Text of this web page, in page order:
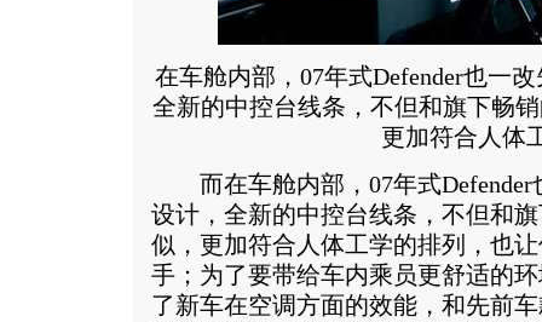
在车舱内部，07年式Defender也一
全新的中控台线条，不但和旗下畅
更加符合人体
而在车舱内部，07年式Defender
设计，全新的中控台线条，不但和
似，更加符合人体工学的排列，也
手；为了要带给车内乘员更舒适的
了新车在空调方面的效能，和先前